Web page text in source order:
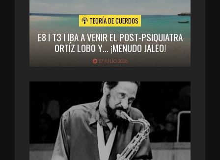
TEORÍA DE CUERDOS
E8 I T3 I IBA A VENIR EL POST-PSIQUIATRA
ORTÍZ LOBO Y… ¡MENUDO JALEO!
17 JULIO 2026